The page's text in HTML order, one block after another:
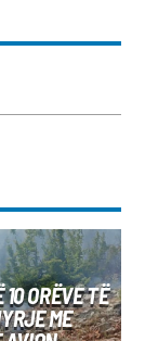
ORËVE TË
ME